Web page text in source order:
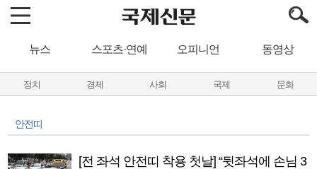
뉴스 스포츠·연예 오피니언 동영상
정치 경제 사회 국제 문화
안전띠
[전 좌석 안전띠 착용 첫날] “뒷좌석에 손님 3